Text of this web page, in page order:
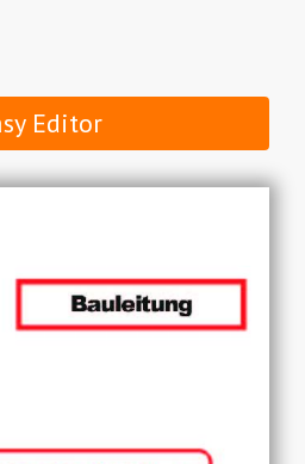
Editor